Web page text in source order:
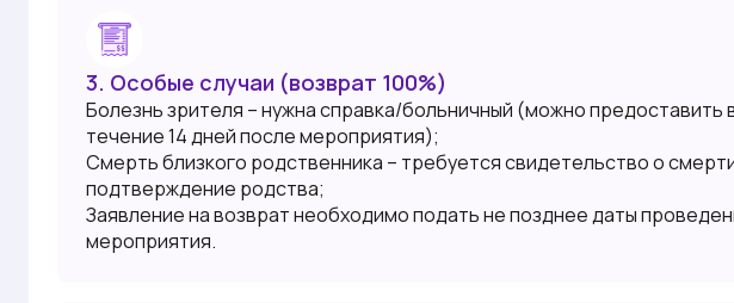
3. Особые случаи (возврат 100%)
Болезнь зрителя – нужна справка/больничный (можно предоставить
течение 14 дней после мероприятия);
Смерть близкого родственника – требуется свидетельство о
подтверждение родства;
Заявление на возврат необходимо подать не позднее даты
мероприятия.